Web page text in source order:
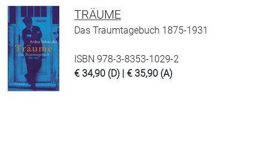
TRÄUME
Das Traumtagebuch 1875-1931
ISBN 978-3-8353-1029-2
€ 34,90 (D) | € 35,90 (A)